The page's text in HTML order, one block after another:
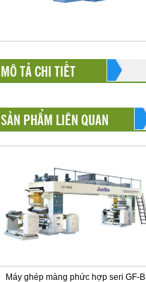
MÔ TẢ CHI TIẾT
SẢN PHẨM LIÊN QUAN
Máy ghép màng phức hợp seri GF-B